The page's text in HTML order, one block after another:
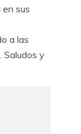
sus
a las
Saludos y